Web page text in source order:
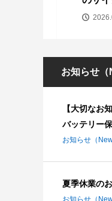
お知らせ（
【大切なお
バッテリー
お知らせ（
夏季休業の
お知らせ（